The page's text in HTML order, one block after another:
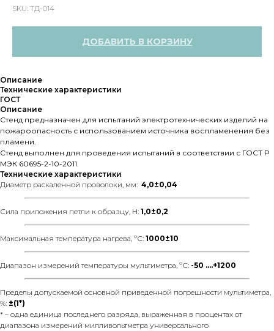
SKU: ТД-014
ДОБАВИТЬ В КОРЗИНУ
Описание
Технические характеристики
ГОСТ
Описание
Стенд предназначен для испытаний электротехнических изделий на
пожароопасность с использованием источника воспламенения без
пламени.
Стенд выполнен для проведения испытаний в соответствии с ГОСТ Р
МЭК 60695-2-10-2011.
Технические характеристики
Диаметр раскаленной проволоки, мм: 4,0±0,04
Сила приложения петли к образцу, Н: 1,0±0,2
Максимальная температура нагрева, ºС: 1000±10
Диапазон измерений температуры мультиметра, ºС: -50 ….+1200
Пределы допускаемой основной приведенной погрешности мультиметра,
%: ±(1*)
* – одна единица последнего разряда, выраженная в процентах от
диапазона измерений милливольтметра универсального